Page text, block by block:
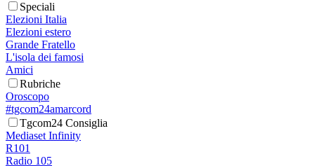
Speciali
Elezioni Italia
Elezioni estero
Grande Fratello
L'isola dei famosi
Amici
Rubriche
Oroscopo
#tgcom24amarcord
Tgcom24 Consiglia
Mediaset Infinity
R101
Radio 105